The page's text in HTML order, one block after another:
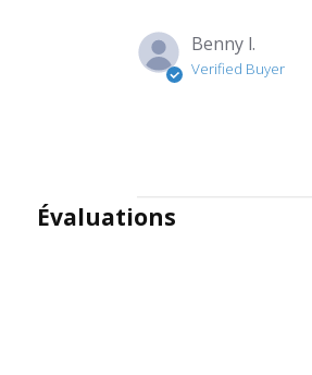
Benny l.
Verified Buyer
Évaluations